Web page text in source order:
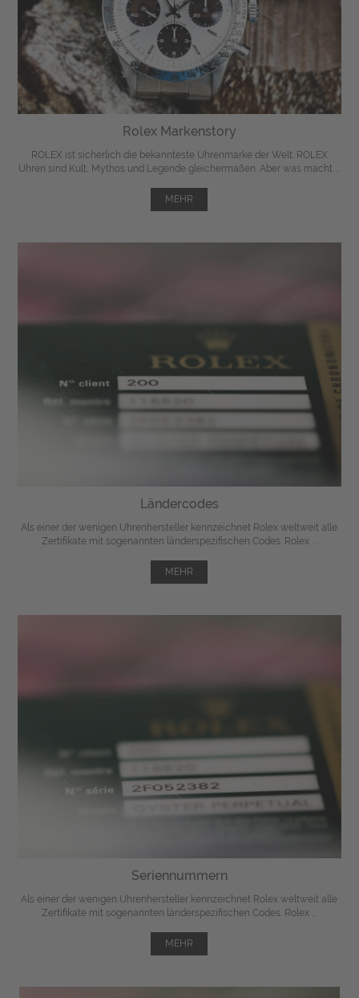
Rolex Markenstory
ROLEX ist sicherlich die bekannteste Uhrenmarke der Welt. ROLEX
Uhren sind Kult, Mythos und Legende gleichermaßen. Aber was macht ...
MEHR
Ländercodes
Als einer der wenigen Uhrenhersteller kennzeichnet Rolex weltweit alle
Zertifikate mit sogenannten länderspezifischen Codes. Rolex ...
MEHR
Seriennummern
Als einer der wenigen Uhrenhersteller kennzeichnet Rolex weltweit alle
Zertifikate mit sogenannten länderspezifischen Codes. Rolex ...
MEHR